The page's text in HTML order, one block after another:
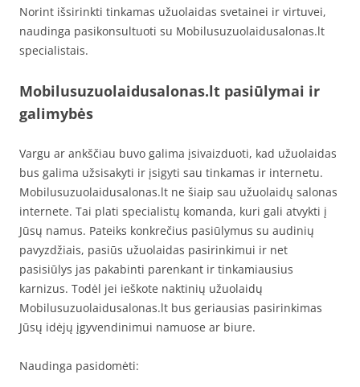
Norint išsirinkti tinkamas užuolaidas svetainei ir virtuvei,
naudinga pasikonsultuoti su Mobilusuzuolaidusalonas.lt
specialistais.
Mobilusuzuolaidusalonas.lt pasiūlymai ir
galimybės
Vargu ar ankščiau buvo galima įsivaizduoti, kad užuolaidas
bus galima užsisakyti ir įsigyti sau tinkamas ir internetu.
Mobilusuzuolaidusalonas.lt ne šiaip sau užuolaidų salonas
internete. Tai plati specialistų komanda, kuri gali atvykti į
Jūsų namus. Pateiks konkrečius pasiūlymus su audinių
pavyzdžiais, pasiūs užuolaidas pasirinkimui ir net
pasisiūlys jas pakabinti parenkant ir tinkamiausius
karnizus. Todėl jei ieškote naktinių užuolaidų
Mobilusuzuolaidusalonas.lt bus geriausias pasirinkimas
Jūsų idėjų įgyvendinimui namuose ar biure.
Naudinga pasidomėti: